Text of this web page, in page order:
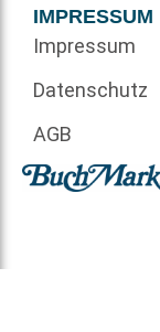
IMPRESSUM
Impressum
Datenschutz
AGB